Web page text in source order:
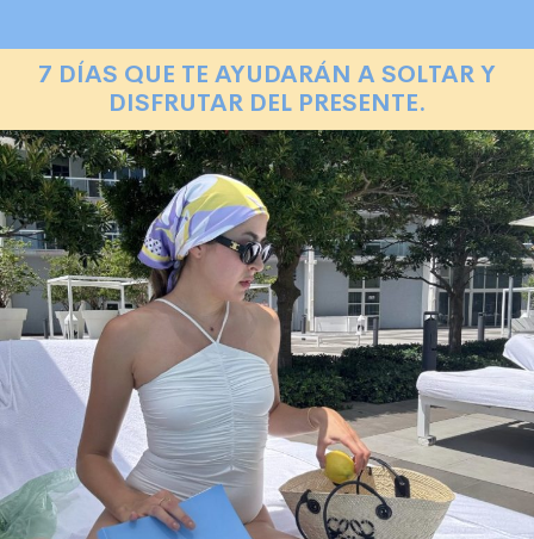
7 DÍAS QUE TE AYUDARÁN A SOLTAR Y
DISFRUTAR DEL PRESENTE.